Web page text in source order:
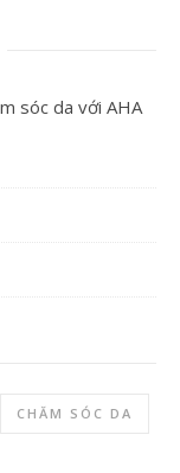
sóc da với AHA
CHĂM SÓC DA